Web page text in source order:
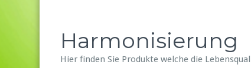
Harmonisierung
Hier finden Sie Produkte welche die